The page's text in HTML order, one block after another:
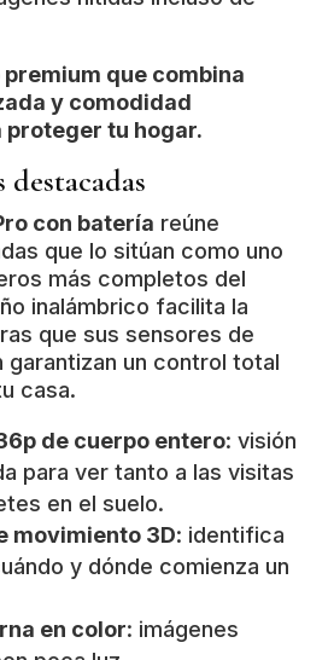
que combina
y comodidad
tu hogar.
con batería reúne
que lo sitúan como uno
más completos del
inalámbrico facilita la
que sus sensores de
garantizan un control total
casa.
de cuerpo entero: visión
para ver tanto a las visitas
en el suelo.
movimiento 3D: identifica
y dónde comienza un
en color: imágenes